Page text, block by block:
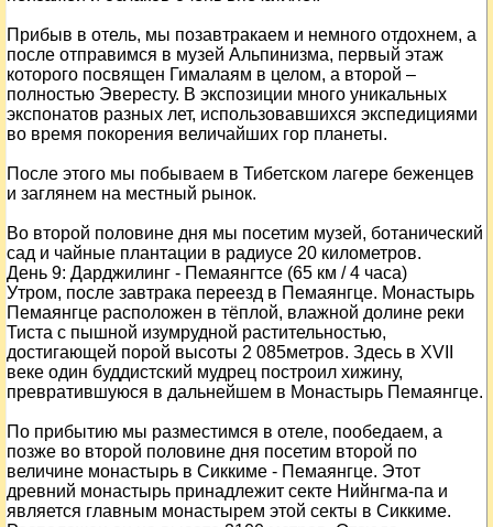
Прибыв в отель, мы позавтракаем и немного отдохнем, а
после отправимся в музей Альпинизма, первый этаж
которого посвящен Гималаям в целом, а второй –
полностью Эвересту. В экспозиции много уникальных
экспонатов разных лет, использовавшихся экспедициями
во время покорения величайших гор планеты.
После этого мы побываем в Тибетском лагере беженцев
и заглянем на местный рынок.
Во второй половине дня мы посетим музей, ботанический
сад и чайные плантации в радиусе 20 километров.
День 9: Дарджилинг - Пемаянгтсе (65 км / 4 часа)
Утром, после завтрака переезд в Пемаянгце. Монастырь
Пемаянгце расположен в тёплой, влажной долине реки
Тиста с пышной изумрудной растительностью,
достигающей порой высоты 2 085метров. Здесь в XVII
веке один буддистский мудрец построил хижину,
превратившуюся в дальнейшем в Монастырь Пемаянгце.
По прибытию мы разместимся в отеле, пообедаем, а
позже во второй половине дня посетим второй по
величине монастырь в Сиккиме - Пемаянгце. Этот
древний монастырь принадлежит секте Нийнгма-па и
является главным монастырем этой секты в Сиккиме.